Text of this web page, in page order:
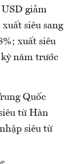
USD giảm
siêu sang
xuất siêu
năm trước
Quốc
từ Hàn
siêu từ